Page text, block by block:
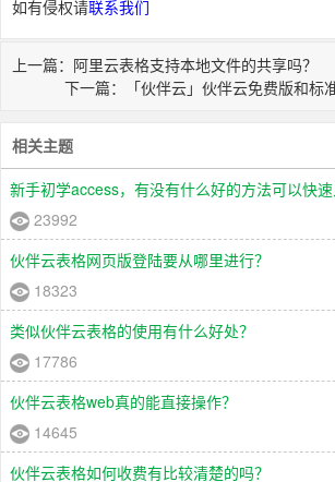
如有侵权请联系我们
上一篇：阿里云表格支持本地文件的共享吗？
下一篇：「伙伴云」伙伴云免费版和标
相关主题
新手初学access，有没有什么好的方法可以快速
23992
伙伴云表格网页版登陆要从哪里进行？
18323
类似伙伴云表格的使用有什么好处？
17786
伙伴云表格web真的能直接操作？
14645
伙伴云表格如何收费有比较清楚的吗？